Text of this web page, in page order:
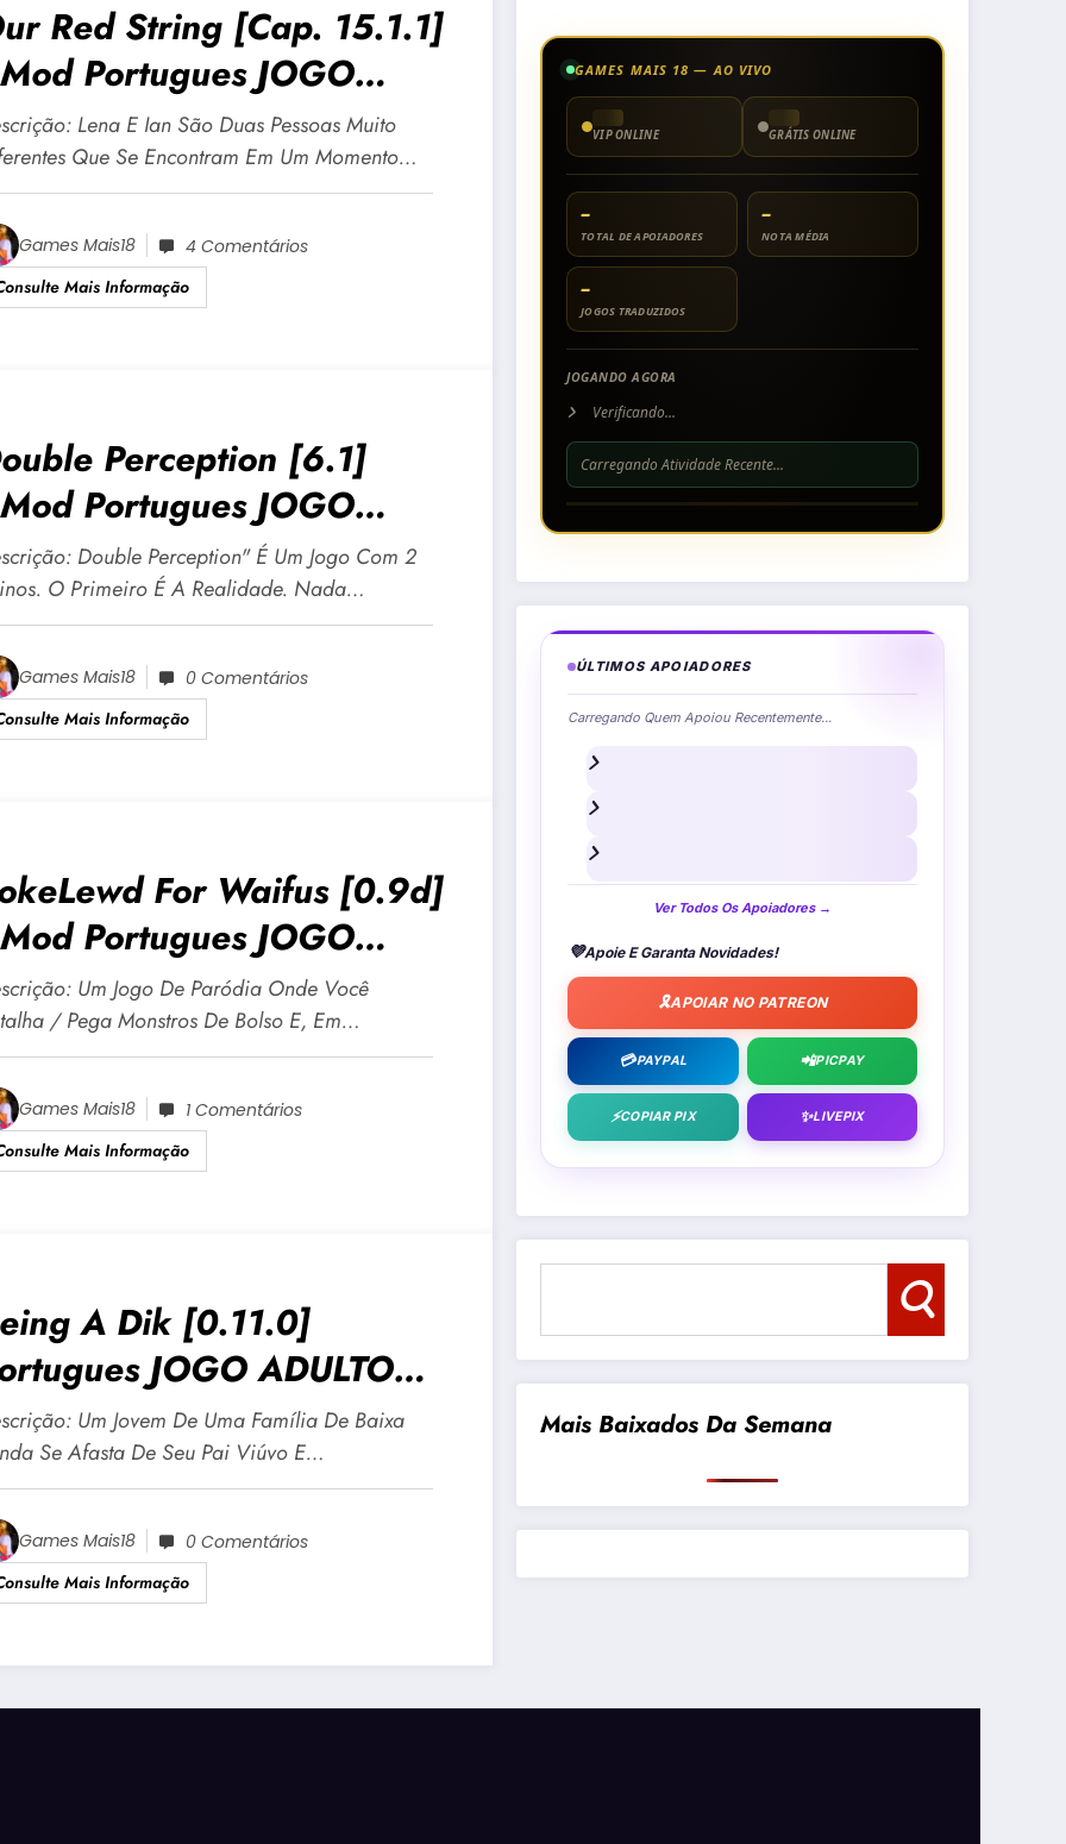
Red String [Cap. 15.1.1]
Portugues JOGO
+18 Para Android E
Lena E Ian São Duas Pessoas Muito
Que Se Encontram Em Um Momento…
Games Mais18
4 Comentários
Mais Informação
Perception [6.1]
Portugues JOGO
+18 Para Android E
Double Perception" É Um Jogo Com 2
O Primeiro É A Realidade. Nada…
Games Mais18
0 Comentários
Mais Informação
For Waifus [0.9d]
Portugues JOGO
+18 Para Android E
Um Jogo De Paródia Onde Você
/ Pega Monstros De Bolso E, Em…
Games Mais18
1 Comentários
Mais Informação
A Dik [0.11.0]
JOGO ADULTO
Para Android E PC
Um Jovem De Uma Família De Baixa
Se Afasta De Seu Pai Viúvo E…
Games Mais18
0 Comentários
Mais Informação
GAMES MAIS 18 — AO VIVO
VIP ONLINE GRÁTIS ONLINE
–
TOTAL DE APOIADORES
–
NOTA MÉDIA
–
JOGOS TRADUZIDOS
JOGANDO AGORA
Verificando...
Carregando Atividade Recente...
ÚLTIMOS APOIADORES
Carregando Quem Apoiou Recentemente...
Ver Todos Os Apoiadores →
💜Apoie E Garanta Novidades!
🎗️APOIAR NO PATREON
💳PAYPAL 📲PICPAY
⚡COPIAR PIX ✨LIVEPIX
Pesquisar
Mais Baixados Da Semana